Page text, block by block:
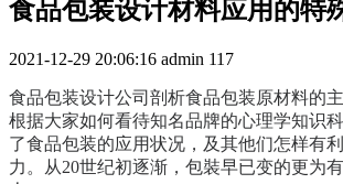
食品包装设计材料应用的特
2021-12-29 20:06:16 admin 117
食品包装设计公司剖析食品包装原材料的
根据大家如何看待知名品牌的心理学知识
了食品包装的应用状况，及其他们怎样有
力。从20世纪初逐渐，包裝早已变的更为